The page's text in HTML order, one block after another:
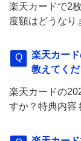
楽天カードで2
度額はどうなり
楽天カー
教えてくだ
楽天カードの
すか？特典内容